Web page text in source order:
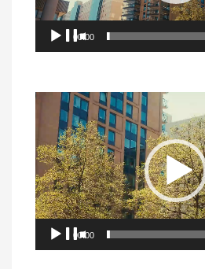
00:00
Videospeler
00:00